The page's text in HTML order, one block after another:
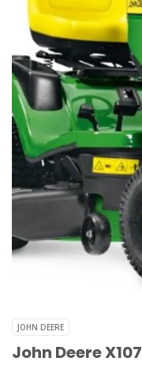
JOHN DEERE
John Deere